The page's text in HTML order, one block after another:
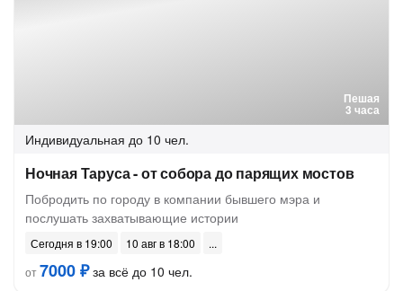
Пешая
3 часа
Индивидуальная до 10 чел.
Ночная Таруса - от собора до парящих мостов
Побродить по городу в компании бывшего мэра и
послушать захватывающие истории
Сегодня в 19:00
10 авг в 18:00
от7000 ₽за всё до 10 чел.